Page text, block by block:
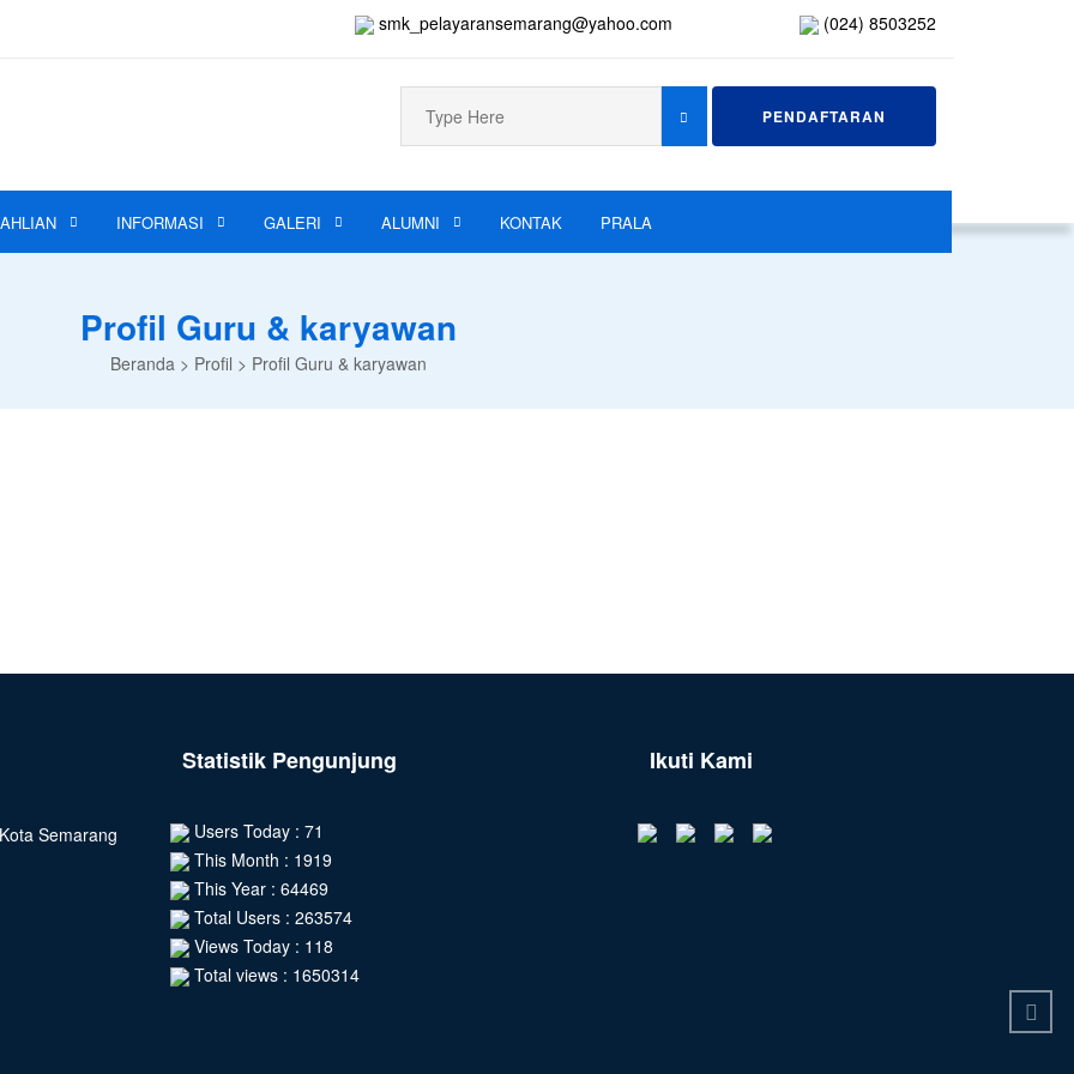
smk_pelayaransemarang@yahoo.com (024) 8503252
Search PENDAFTARAN
INFORMASI GALERI ALUMNI KONTAK PRALA
Profil Guru & karyawan
Beranda > Profil > Profil Guru & karyawan
Semarang
Statistik Pengunjung
Users Today : 71
This Month : 1919
This Year : 64469
Total Users : 263574
Views Today : 118
Total views : 1650314
Ikuti Kami